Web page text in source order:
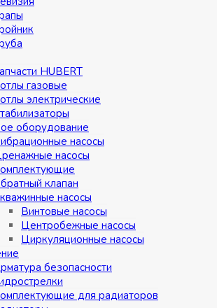
HUBERT
газовые
электрические
оборудование
насосы
насосы
клапан
насосы
Винтовые насосы
Центробежные насосы
Циркуляционные насосы
безопасности
для радиаторов